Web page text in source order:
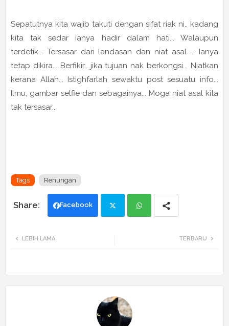
Sepatutnya kita wajib takuti dengan sifat riak ni.. kadang
kita tak sedar ianya hadir dalam hati... Walaupun
terdetik... Tersasar dari landasan dan niat asal ... Ianya
tetap dikira... Berfikir.. jika tujuan nak berkongsi... Niatkan
kerana Allah... Istighfarlah sewaktu post sesuatu info...
Ilmu, gambar selfie dan sebagainya... Moga niat asal kita
tak tersasar...
Tags Renungan
Facebook
TERBARU
LEBIH LAMA